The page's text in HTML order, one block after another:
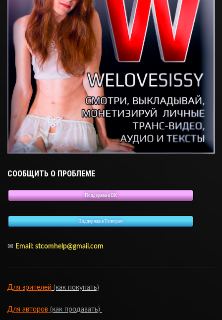
СООБЩИТЬ О ПРОБЛЕМЕ
Поддержка в ВК
Поддержка в Телеграм
✉ Email: stcomhelp@gmail.com
Для зрителей (как покупать)
Для авторов (как продавать)